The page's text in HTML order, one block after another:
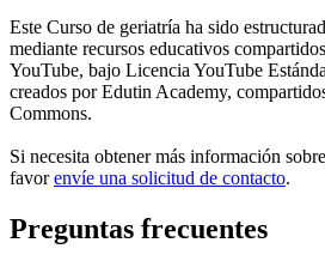
Este Curso de geriatría ha sido
mediante recursos educativos
YouTube, bajo Licencia YouTube
creados por Edutin Academy,
Commons.
Si necesita obtener más información
favorenvíe una solicitud de contacto.
Preguntas frecuentes